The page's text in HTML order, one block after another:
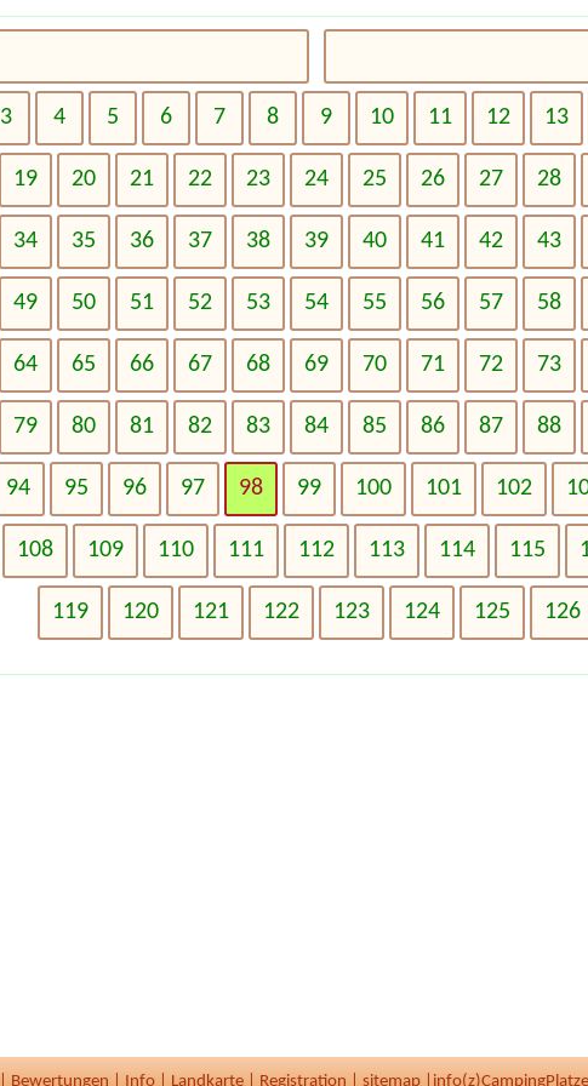
3 4 5 6 7 8 9 10 11 12 13
19 20 21 22 23 24 25 26 27 28
34 35 36 37 38 39 40 41 42 43
49 50 51 52 53 54 55 56 57 58
64 65 66 67 68 69 70 71 72 73
79 80 81 82 83 84 85 86 87 88
94 95 96 97 98 99 100 101 102
108 109 110 111 112 113 114 115
119 120 121 122 123 124 125 126
Bewertungen Info Landkarte Registration sitemap